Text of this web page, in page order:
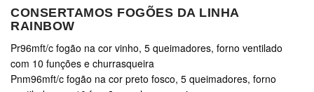
CONSERTAMOS FOGÕES DA LINHA
RAINBOW
Pr96mft/c fogão na cor vinho, 5 queimadores, forno ventilado
com 10 funções e churrasqueira
Pnm96mft/c fogão na cor preto fosco, 5 queimadores, forno